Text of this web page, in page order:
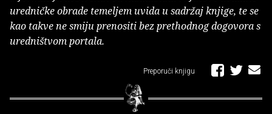
uredničke obrade temeljem uvida u sadržaj knjige, te se
kao takve ne smiju prenositi bez prethodnog dogovora s
uredništvom portala.
Preporuči knjigu